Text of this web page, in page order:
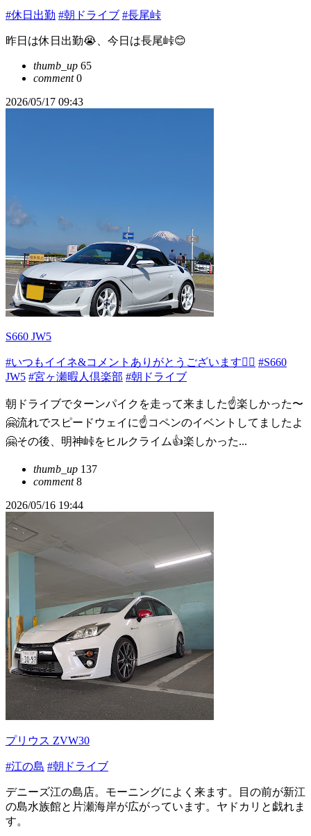
#休日出勤 #朝ドライブ #長尾峠
昨日は休日出勤😭、今日は長尾峠😊
thumb_up 65
comment0
2026/05/17 09:43
S660 JW5
#いつもイイネ&コメントありがとうございます🙇‍♂️ #S660
JW5 #宮ヶ瀬暇人倶楽部 #朝ドライブ
朝ドライブでターンパイクを走って来ました☝️楽しかった〜
🤗流れでスピードウェイに☝️コペンのイベントしてましたよ
🤗その後、明神峠をヒルクライム👍楽しかった...
thumb_up 137
comment8
2026/05/16 19:44
プリウス ZVW30
#江の島 #朝ドライブ
デニーズ江の島店。モーニングによく来ます。目の前が新江
の島水族館と片瀬海岸が広がっています。ヤドカリと戯れま
す。